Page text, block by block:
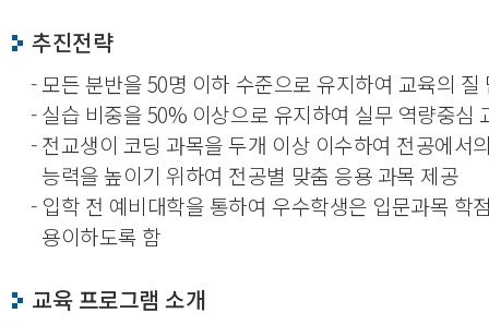
추진전략
- 모든 분반을 50명 이하 수준으로 유지하여 교육의 질
- 실습 비중을 50% 이상으로 유지하여 실무 역량중심
- 전교생이 코딩 과목을 두개 이상 이수하여 전공에서
능력을 높이기 위하여 전공별 맞춤 응용 과목 제공
- 입학 전 예비대학을 통하여 우수학생은 입문과목 학
용이하도록 함
교육 프로그램 소개